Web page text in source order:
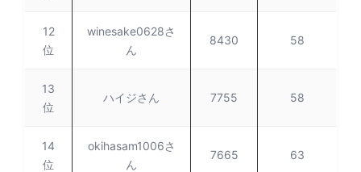
12
位
winesake0628さ
ん
8430 58
13
位
ハイジさん 7755 58
14
位
okihasam1006さ
ん
7665 63